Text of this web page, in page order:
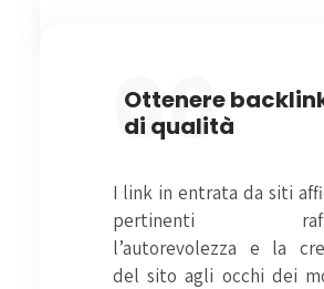
06
Ottenere
di qualità
I link in entrata da siti
pertinenti
l’autorevolezza e la
del sito agli occhi dei